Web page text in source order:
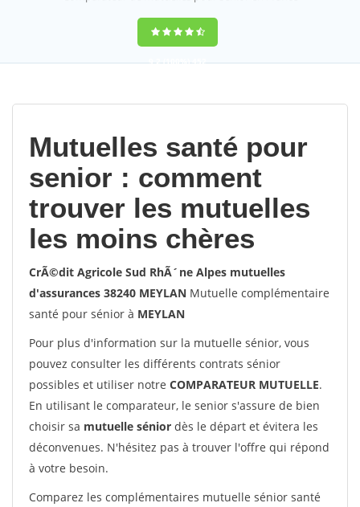
9,2(100%)452
Mutuelles santé pour
senior : comment
trouver les mutuelles
les moins chères
CrÃ©dit Agricole Sud RhÃ´ne Alpes mutuelles
d'assurances 38240 MEYLAN Mutuelle complémentaire
santé pour sénior à MEYLAN
Pour plus d'information sur la mutuelle sénior, vous
pouvez consulter les différents contrats sénior
possibles et utiliser notre COMPARATEUR MUTUELLE.
En utilisant le comparateur, le senior s'assure de bien
choisir sa mutuelle sénior dès le départ et évitera les
déconvenues. N'hésitez pas à trouver l'offre qui répond
à votre besoin.
Comparez les complémentaires mutuelle sénior santé